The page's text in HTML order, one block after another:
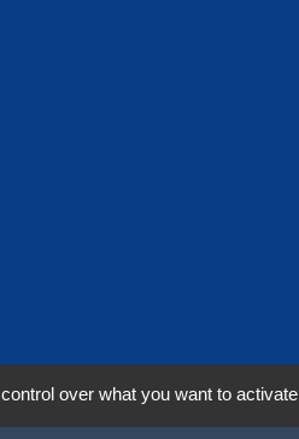
- Accessibilité - Plan du site
over what you want to activate